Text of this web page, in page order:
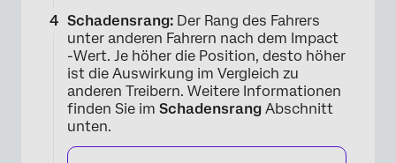
Schadensrang: Der Rang des Fahrers
unter anderen Fahrern nach dem Impact
-Wert. Je höher die Position, desto höher
ist die Auswirkung im Vergleich zu
anderen Treibern. Weitere Informationen
finden Sie im Schadensrang Abschnitt
unten.